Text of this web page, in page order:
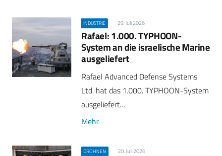
INDUSTRIE 29. Juli 2026
Rafael: 1.000. TYPHOON-
System an die israelische Marine
ausgeliefert
Rafael Advanced Defense Systems
Ltd. hat das 1.000. TYPHOON-System
ausgeliefert…
Mehr
DROHNEN 20. Juli 2026